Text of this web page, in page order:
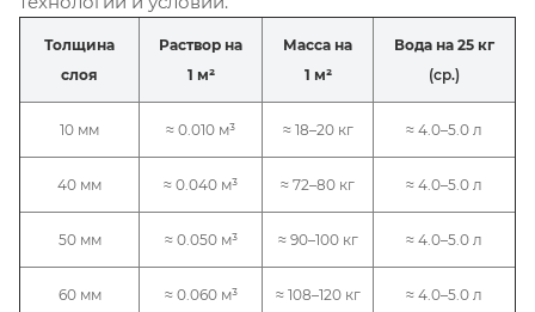
Толщина
слоя
Раствор на
1 м²
Масса на
1 м²
Вода на 25 кг
(ср.)
10 мм ≈ 0.010 м³ ≈ 18–20 кг ≈ 4.0–5.0 л
40 мм ≈ 0.040 м³ ≈ 72–80 кг ≈ 4.0–5.0 л
50 мм ≈ 0.050 м³ ≈ 90–100 кг ≈ 4.0–5.0 л
60 мм ≈ 0.060 м³ ≈ 108–120 кг ≈ 4.0–5.0 л